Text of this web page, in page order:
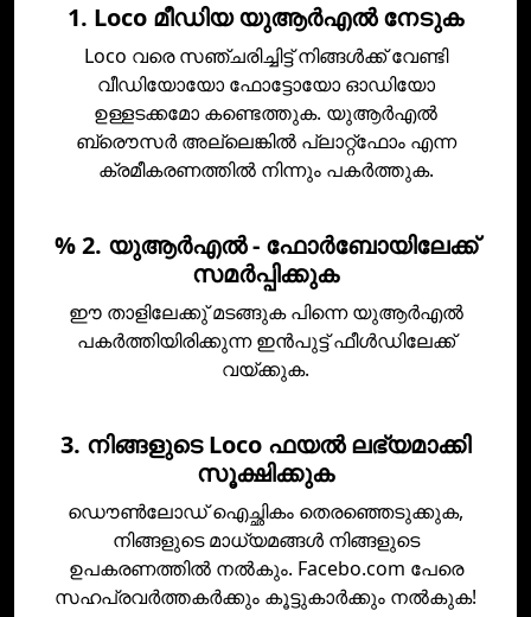
1. Loco മീഡിയ യുആര്‍എല്‍ നേടുക
Loco വരെ സഞ്ചരിച്ചിട്ട് നിങ്ങള്‍ക്ക് വേണ്ടി
വീഡിയോയോ ഫോട്ടോയോ ഓഡിയോ
ഉള്ളടക്കമോ കണ്ടെത്തുക. യുആര്‍എല്‍
ബ്രൌസര്‍ അല്ലെങ്കില്‍ പ്ലാറ്റ്ഫോം എന്ന
ക്രമീകരണത്തില്‍ നിന്നും പകര്‍ത്തുക.
% 2. യുആര്‍എല്‍ - ഫോര്‍ബോയിലേക്ക്
സമര്‍പ്പിക്കുക
ഈ താളിലേക്കു് മടങ്ങുക പിന്നെ യുആര്‍എല്‍
പകര്‍ത്തിയിരിക്കുന്ന ഇന്‍പുട്ട് ഫീള്‍ഡിലേക്ക്
വയ്ക്കുക.
3. നിങ്ങളുടെ Loco ഫയല്‍ ലഭ്യമാക്കി
സൂക്ഷിക്കുക
ഡൌണ്‍ലോഡ് ഐച്ഛികം തെരഞ്ഞെടുക്കുക,
നിങ്ങളുടെ മാധ്യമങ്ങള്‍ നിങ്ങളുടെ
ഉപകരണത്തില്‍ നല്‍കും. Facebo.com പേരെ
സഹപ്രവർത്തകര്‍ക്കും കൂട്ടുകാര്‍ക്കും നല്‍കുക!